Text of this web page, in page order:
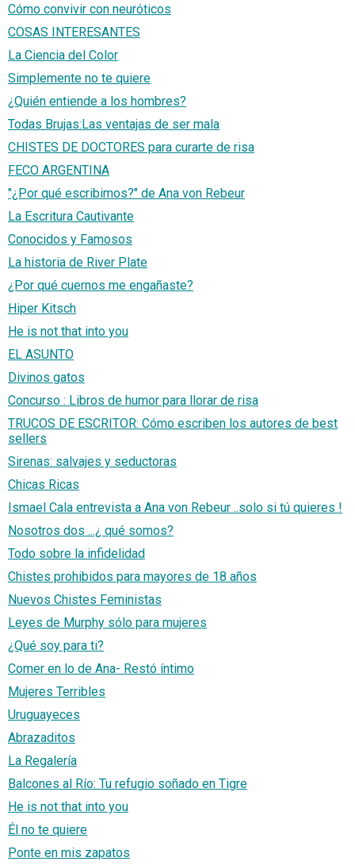
Cómo convivir con neuróticos
COSAS INTERESANTES
La Ciencia del Color
Simplemente no te quiere
¿Quién entiende a los hombres?
Todas Brujas:Las ventajas de ser mala
CHISTES DE DOCTORES para curarte de risa
FECO ARGENTINA
"¿Por qué escribimos?" de Ana von Rebeur
La Escritura Cautivante
Conocidos y Famosos
La historia de River Plate
¿Por qué cuernos me engañaste?
Hiper Kitsch
He is not that into you
EL ASUNTO
Divinos gatos
Concurso : Libros de humor para llorar de risa
TRUCOS DE ESCRITOR: Cómo escriben los autores de best
sellers
Sirenas: salvajes y seductoras
Chicas Ricas
Ismael Cala entrevista a Ana von Rebeur ..solo si tú quieres !
Nosotros dos ...¿ qué somos?
Todo sobre la infidelidad
Chistes prohibidos para mayores de 18 años
Nuevos Chistes Feministas
Leyes de Murphy sólo para mujeres
¿Qué soy para ti?
Comer en lo de Ana- Restó íntimo
Mujeres Terribles
Uruguayeces
Abrazaditos
La Regalería
Balcones al Río: Tu refugio soñado en Tigre
He is not that into you
Él no te quiere
Ponte en mis zapatos